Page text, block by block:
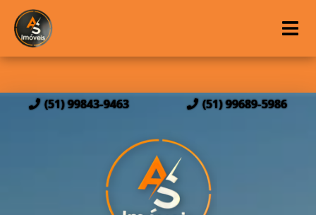
(51) 99843-9463 (51) 99689-5986